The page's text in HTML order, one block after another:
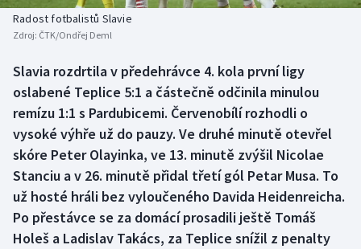
Boby a skeleton
Box
Curling
Dostihy
Florbal
Futsal
AZ kvíz
Radost fotbalistů Slavie
Zdroj: ČTK/Ondřej Deml
Slavia rozdrtila v předehrávce 4. kola první ligy
oslabené Teplice 5:1 a částečně odčinila minulou
remízu 1:1 s Pardubicemi. Červenobílí rozhodli o
vysoké výhře už do pauzy. Ve druhé minutě otevřel
skóre Peter Olayinka, ve 13. minutě zvýšil Nicolae
Stanciu a v 26. minutě přidal třetí gól Petar Musa. To
už hosté hráli bez vyloučeného Davida Heidenreicha.
Po přestávce se za domácí prosadili ještě Tomáš
Holeš a Ladislav Takács, za Teplice snížil z penalty